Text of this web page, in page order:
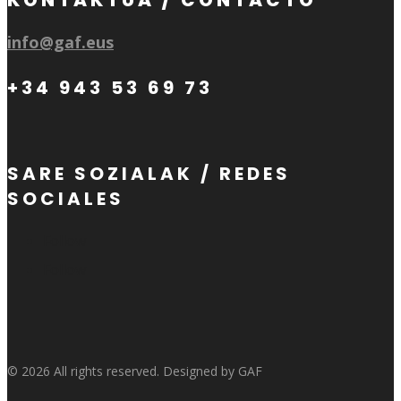
info@gaf.eus
+34 943 53 69 73
SARE SOZIALAK / REDES
SOCIALES
© 2026 All rights reserved. Designed by GAF